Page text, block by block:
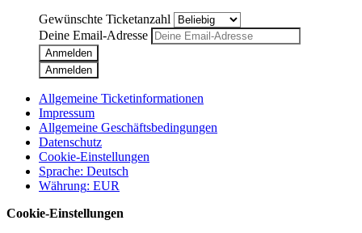
Gewünschte Ticketanzahl
Deine Email-Adresse
Anmelden
Anmelden
Allgemeine Ticketinformationen
Impressum
Allgemeine Geschäftsbedingungen
Datenschutz
Cookie-Einstellungen
Sprache: Deutsch
Währung: EUR
Cookie-Einstellungen